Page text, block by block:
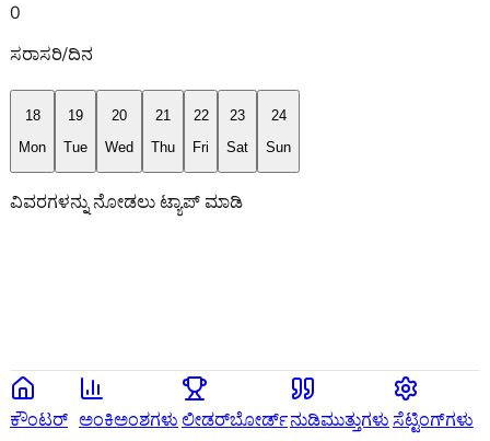
0
ಸರಾಸರಿ/ದಿನ
18
Mon
19
Tue
20
Wed
21
Thu
22
Fri
23
Sat
24
Sun
ವಿವರಗಳನ್ನು ನೋಡಲು ಟ್ಯಾಪ್ ಮಾಡಿ
ಕೌಂಟರ್ ಅಂಕಿಅಂಶಗಳುಲೀಡರ್‌ಬೋರ್ಡ್ನುಡಿಮುತ್ತುಗಳುಸೆಟ್ಟಿಂಗ್‌ಗಳು